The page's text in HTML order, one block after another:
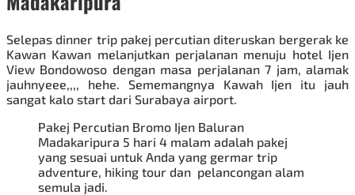
Selepas dinner trip pakej percutian diteruskan bergerak ke
Kawan Kawan melanjutkan perjalanan menuju hotel Ijen
View Bondowoso dengan masa perjalanan 7 jam, alamak
jauhnyeee,,,, hehe. Sememangnya Kawah Ijen itu jauh
sangat kalo start dari Surabaya airport.
Pakej Percutian Bromo Ijen Baluran
Madakaripura 5 hari 4 malam adalah pakej
yang sesuai untuk Anda yang germar trip
adventure, hiking tour dan pelancongan alam
semula jadi.